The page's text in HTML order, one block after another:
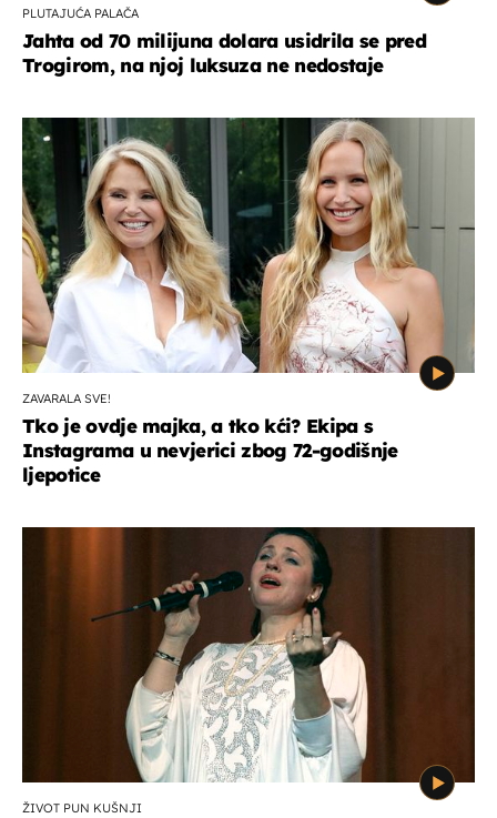
PLUTAJUĆA PALAČA
Jahta od 70 milijuna dolara usidrila se pred
Trogirom, na njoj luksuza ne nedostaje
ZAVARALA SVE!
Tko je ovdje majka, a tko kći? Ekipa s
Instagrama u nevjerici zbog 72-godišnje
ljepotice
ŽIVOT PUN KUŠNJI